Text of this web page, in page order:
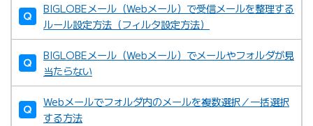
BIGLOBEメール（Webメール）で受信メールを整理する
ルール設定方法（フィルタ設定方法）
BIGLOBEメール（Webメール）でメールやフォルダが見
当たらない
Webメールでフォルダ内のメールを複数選択／一括選択
する方法